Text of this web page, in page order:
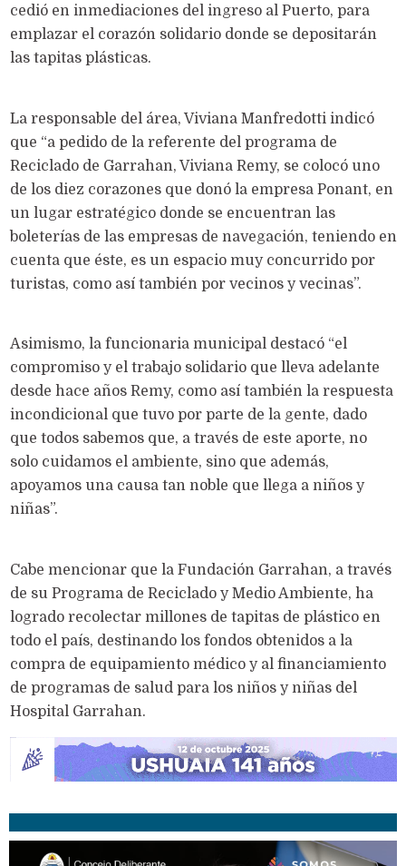
cedió en inmediaciones del ingreso al Puerto, para
emplazar el corazón solidario donde se depositarán
las tapitas plásticas.
La responsable del área, Viviana Manfredotti indicó
que “a pedido de la referente del programa de
Reciclado de Garrahan, Viviana Remy, se colocó uno
de los diez corazones que donó la empresa Ponant, en
un lugar estratégico donde se encuentran las
boleterías de las empresas de navegación, teniendo en
cuenta que éste, es un espacio muy concurrido por
turistas, como así también por vecinos y vecinas”.
Asimismo, la funcionaria municipal destacó “el
compromiso y el trabajo solidario que lleva adelante
desde hace años Remy, como así también la respuesta
incondicional que tuvo por parte de la gente, dado
que todos sabemos que, a través de este aporte, no
solo cuidamos el ambiente, sino que además,
apoyamos una causa tan noble que llega a niños y
niñas”.
Cabe mencionar que la Fundación Garrahan, a través
de su Programa de Reciclado y Medio Ambiente, ha
logrado recolectar millones de tapitas de plástico en
todo el país, destinando los fondos obtenidos a la
compra de equipamiento médico y al financiamiento
de programas de salud para los niños y niñas del
Hospital Garrahan.